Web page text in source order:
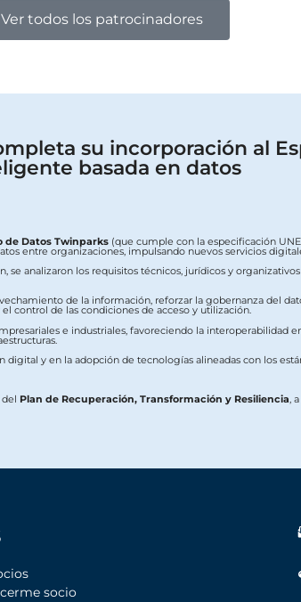
Ver todos los patrocinadores
su incorporación al
basada en datos
de Datos Twinparks (que cumple con la especificación
entre organizaciones, impulsando nuevos servicios
analizaron los requisitos técnicos, jurídicos y
de la información, reforzar la gobernanza del
control de las condiciones de acceso y utilización.
e industriales, favoreciendo la interoperabilidad
y en la adopción de tecnologías alineadas con los
Plan de Recuperación, Transformación y Resiliencia,
socio